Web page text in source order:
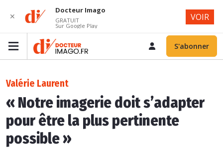
S'abonner
Valérie Laurent
« Notre imagerie doit s’adapter
pour être la plus pertinente
possible »
✕
Docteur Imago
GRATUIT
Sur Google Play
VOIR